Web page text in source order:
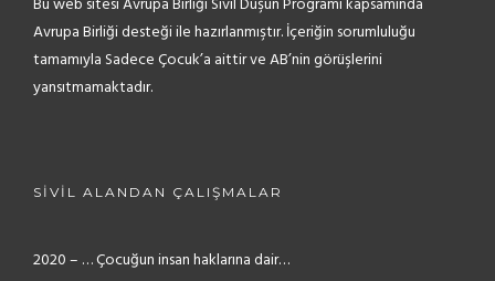
Bu web sitesi Avrupa Birliği Sivil Düşün Programı kapsamında
Avrupa Birliği desteği ile hazırlanmıştır. İçeriğin sorumluluğu
tamamıyla Sadece Çocuk’a aittir ve AB’nin görüşlerini
yansıtmamaktadır.
SIVIL ALANDAN ÇALIŞMALAR
2020 – … Çocuğun insan haklarına dair…